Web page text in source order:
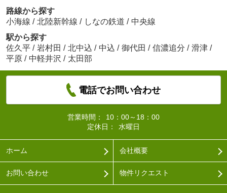
路線から探す
小海線 / 北陸新幹線 / しなの鉄道 / 中央線
駅から探す
佐久平 / 岩村田 / 北中込 / 中込 / 御代田 / 信濃追分 / 滑津 /
平原 / 中軽井沢 / 太田部
電話でお問い合わせ
営業時間：
10：00～18：00
定休日：
水曜日
ホーム 会社概要
お問い合わせ 物件リクエスト